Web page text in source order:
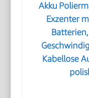
Akku
Exzenter
Kabellose